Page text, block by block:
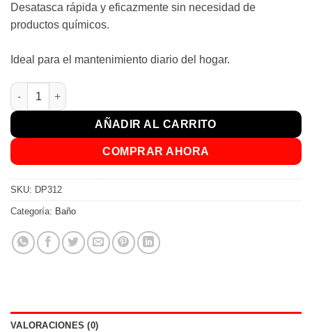
Desatasca rápida y eficazmente sin necesidad de
productos químicos.⁣
Ideal para el mantenimiento diario del hogar.
Sopapa Chica para Pileta cantidad
AÑADIR AL CARRITO
COMPRAR AHORA
SKU: DP312
Categoría: Baño
VALORACIONES (0)